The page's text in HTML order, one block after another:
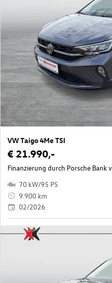
VW Taigo 4Me TSI
€ 21.990,-
Finanzierung durch Porsche Bank
70 kW/95 PS
9.900 km
02/2026